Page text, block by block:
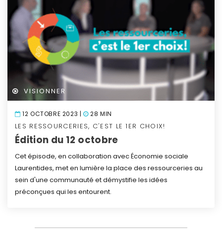
VISIONNER
12 OCTOBRE 2023 | 28 MIN
LES RESSOURCERIES, C'EST LE 1ER CHOIX!
Édition du 12 octobre
Cet épisode, en collaboration avec Économie sociale
Laurentides, met en lumière la place des ressourceries au
sein d'une communauté et démystifie les idées
préconçues qui les entourent.